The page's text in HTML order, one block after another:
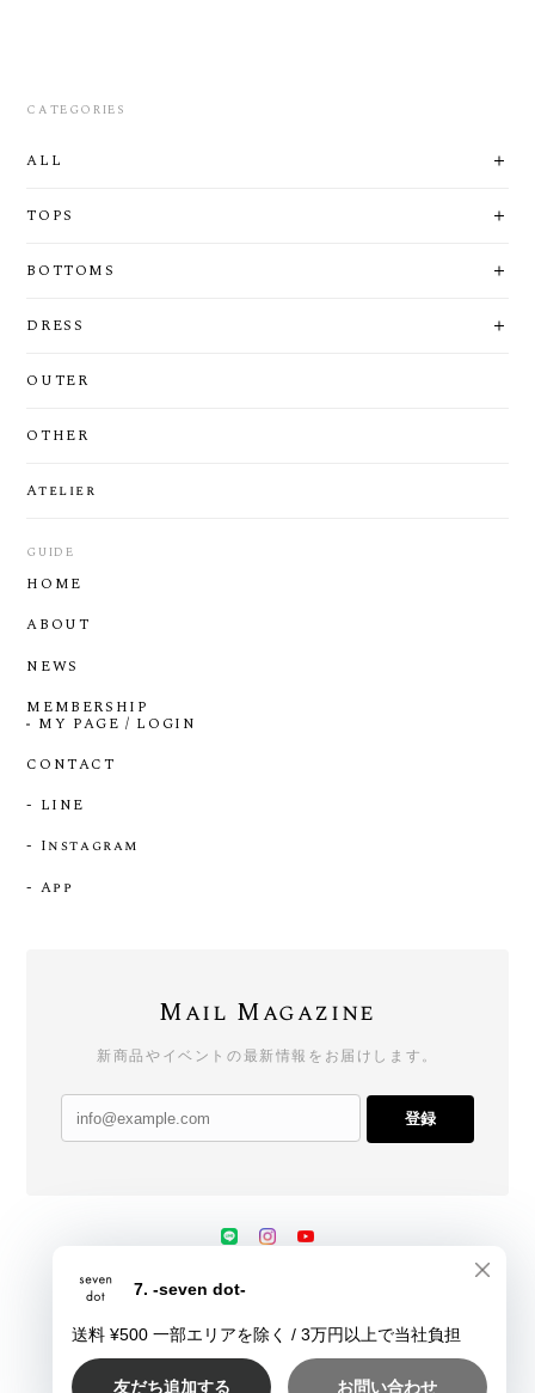
CATEGORIES
ALL
TOPS
BOTTOMS
DRESS
OUTER
OTHER
Atelier
GUIDE
HOME
ABOUT
NEWS
MEMBERSHIP
MY PAGE / LOGIN
CONTACT
- LINE
- Instagram
- App
Mail Magazine
新商品やイベントの最新情報をお届けします。
登録
プライバシーポリシー 特定商取引法に基づく表記